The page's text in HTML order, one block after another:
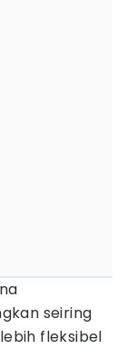
seiring
fleksibel